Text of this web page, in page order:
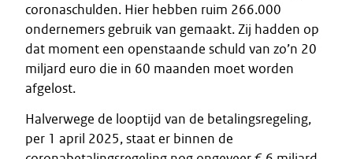
coronaschulden. Hier hebben ruim 266.000
ondernemers gebruik van gemaakt. Zij hadden op
dat moment een openstaande schuld van zo’n 20
miljard euro die in 60 maanden moet worden
afgelost.
Halverwege de looptijd van de betalingsregeling,
per 1 april 2025, staat er binnen de